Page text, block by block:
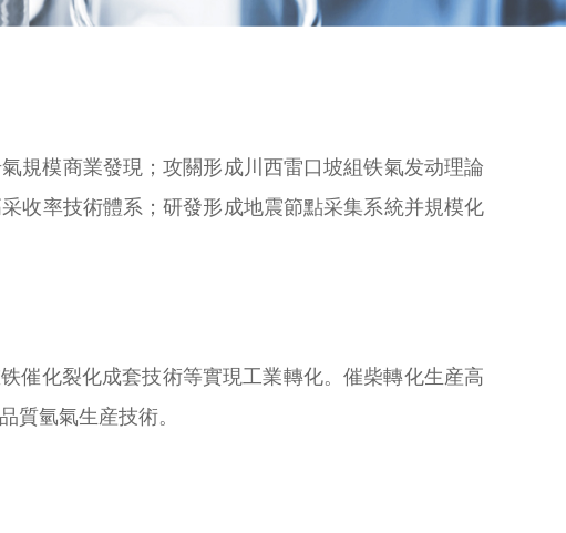
規模商業發現；攻關形成川西雷口坡組铁氣发动理論
收率技術體系；研發形成地震節點采集系統并規模化
催化裂化成套技術等實現工業轉化。催柴轉化生産高
質氫氣生産技術。